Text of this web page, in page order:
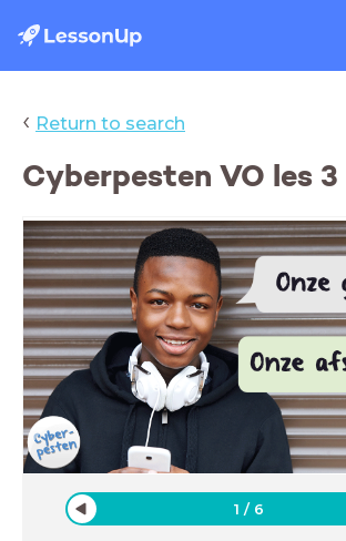
‹ Return to search
Cyberpesten VO les
1 / 6